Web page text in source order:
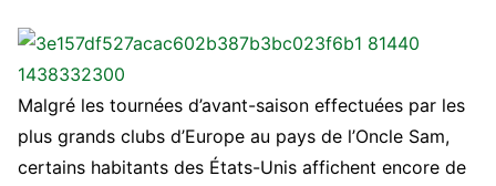
Malgré les tournées d’avant-saison effectuées par les
plus grands clubs d’Europe au pays de l’Oncle Sam,
certains habitants des États-Unis affichent encore de